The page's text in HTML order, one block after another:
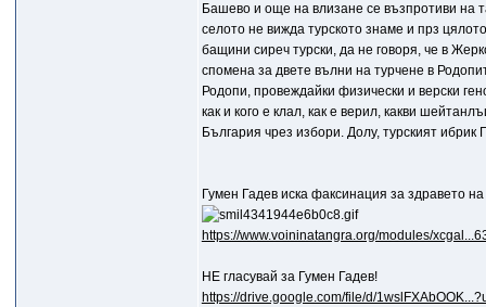
Башево и още на влизане се възпротиви на
селото не вижда турското знаме и прз
бащини сиреч турски, да не говоря, че в
спомена за двете вълни на турчене в
Родопи, провеждайки физически и верски
как и кого е клал, как е верил, какви
България чрез избори. Долу, турският
Гумен Гадев иска факсинация за здравето
https://www.voininatangra.org/modules/
НЕ гласувай за Гумен Гадев!
https://drive.google.com/file/d/